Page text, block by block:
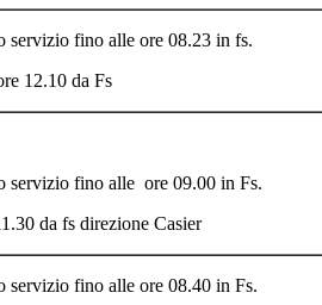
servizio fino alle ore 08.23 in fs.
12.10 da Fs
servizio fino alle ore 09.00 in Fs.
da fs direzione Casier
servizio fino alle ore 08.40 in Fs.